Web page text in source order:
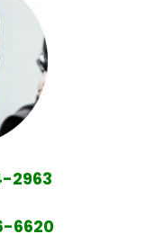
2963
6620